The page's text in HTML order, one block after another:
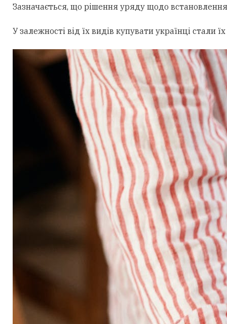
Зазначається, що рішення уряду щодо
У залежності від їх видів купувати українці